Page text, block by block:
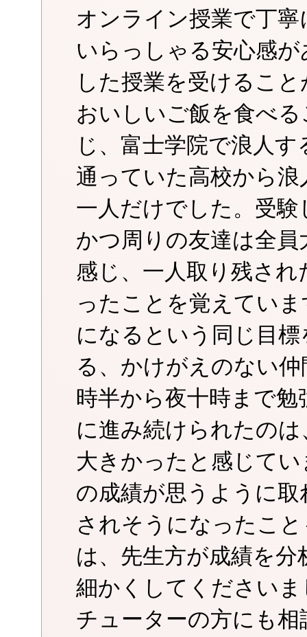
オンライン授業で丁
いらっしゃる安心感
した授業を受けるこ
おいしいご飯を食べ
じ、富士学院で浪人
通っていた高校から
一人だけでした。受
かつ周りの友達は全
感じ、一人取り残さ
ったことを覚えてい
になるという同じ目
る、かけがえのない
時半から夜十時まで
に進み続けられたの
大きかったと感じて
の成績が思うように
されそうになったこ
は、先生方が成績を
細かくしてください
チューターの方にも